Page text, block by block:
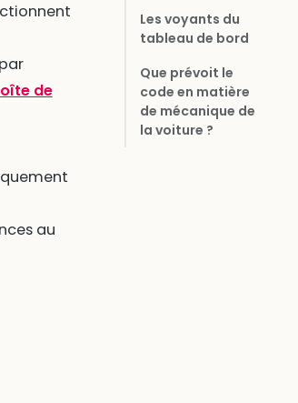
de
au
Les voyants du
tableau de bord
Que prévoit le
code en matière
de mécanique de
la voiture ?